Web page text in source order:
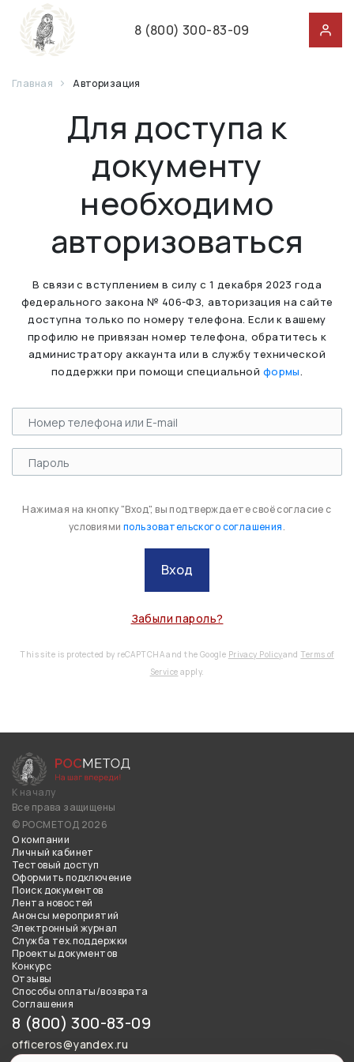
8 (800) 300-83-09
Главная Авторизация
Для доступа к
документу
необходимо
авторизоваться
В связи с вступлением в силу с 1 декабря 2023 года
федерального закона № 406-ФЗ, авторизация на сайте
доступна только по номеру телефона. Если к вашему
профилю не привязан номер телефона, обратитесь к
администратору аккаунта или в службу технической
поддержки при помощи специальной формы.
Нажимая на кнопку "Вход", вы подтверждаете своё согласие с
условиями пользовательского соглашения.
Вход
Забыли пароль?
This site is protected by reCAPTCHA and the Google Privacy PolicyandTerms of
Service apply.
К началу
Все права защищены
© РОСМЕТОД 2026
О компании
Личный кабинет
Тестовый доступ
Оформить подключение
Поиск документов
Лента новостей
Анонсы мероприятий
Электронный журнал
Служба тех.поддержки
Проекты документов
Конкурс
Отзывы
Способы оплаты/возврата
Соглашения
8 (800) 300-83-09
officeros@yandex.ru